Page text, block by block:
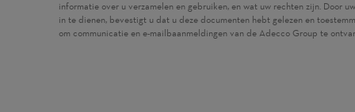
informatie over u verzamelen en gebruiken, en wat uw rechten zijn. Door
in te dienen, bevestigt u dat u deze documenten hebt gelezen en
om communicatie en e-mailbaanmeldingen van de Adecco Group te